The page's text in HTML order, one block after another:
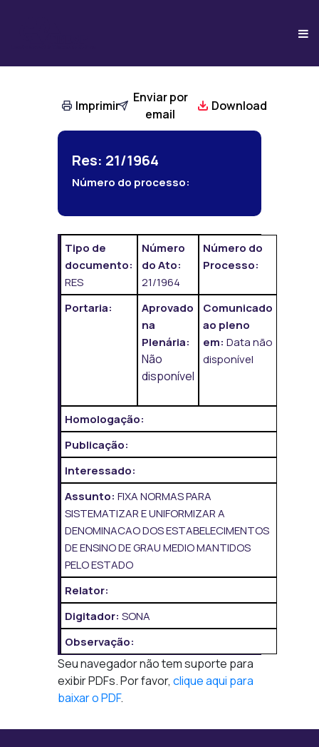
Imprimir
Enviar por
email
Download
Res: 21/1964
Número do processo:
Tipo de
documento:
RES
Número
do Ato:
21/1964
Número do
Processo:
Portaria:
Aprovado
na
Plenária:
Não
disponível
Comunicado
ao pleno
em: Data não
disponível
Homologação:
Publicação:
Interessado:
Assunto: FIXA NORMAS PARA
SISTEMATIZAR E UNIFORMIZAR A
DENOMINACAO DOS ESTABELECIMENTOS
DE ENSINO DE GRAU MEDIO MANTIDOS
PELO ESTADO
Relator:
Digitador: SONA
Observação:
Seu navegador não tem suporte para
exibir PDFs. Por favor, clique aqui para
baixar o PDF.